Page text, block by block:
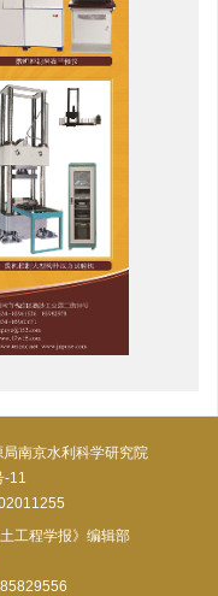
南京水利科学研究院
11
工程学报》编辑部